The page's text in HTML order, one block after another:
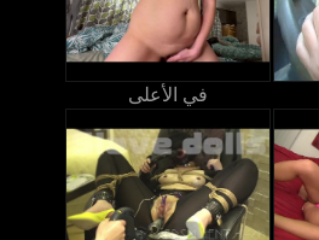
في الأعلى